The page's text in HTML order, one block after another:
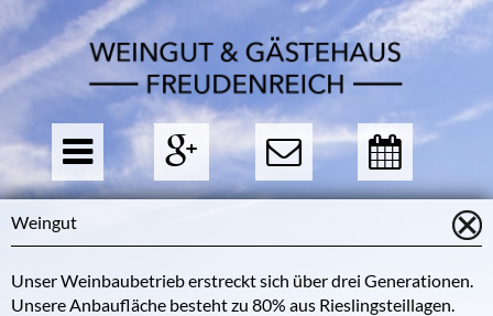
Weingut
Unser Weinbaubetrieb erstreckt sich über drei Generationen.
Unsere Anbaufläche besteht zu 80% aus Rieslingsteillagen.